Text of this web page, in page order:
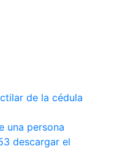
de la cédula
una persona
descargar el